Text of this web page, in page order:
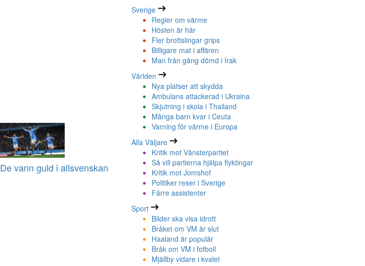
De vann guld i allsvenskan
Sverige
Regler om värme
Hösten är här
Fler brottslingar grips
Billigare mat i affären
Man från gäng dömd i Irak
Världen
Nya platser att skydda
Ambulans attackerad i Ukraina
Skjutning i skola i Thailand
Många barn kvar i Ceuta
Varning för värme i Europa
Alla Väljare
Kritik mot Vänsterpartiet
Så vill partierna hjälpa flyktingar
Kritik mot Jomshof
Politiker reser i Sverige
Färre assistenter
Sport
Bilder ska visa idrott
Bråket om VM är slut
Haaland är populär
Bråk om VM i fotboll
Mjällby vidare i kvalet